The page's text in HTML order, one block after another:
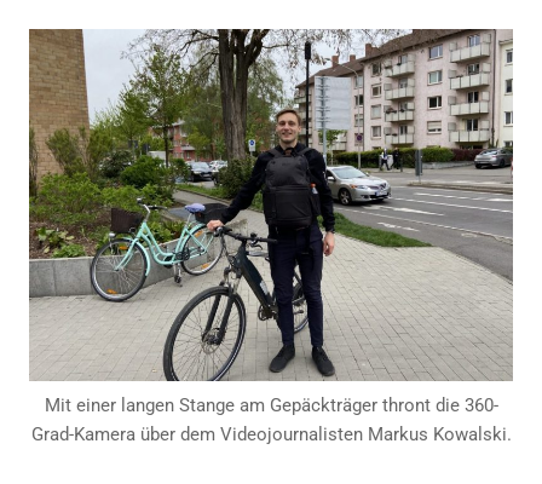
Mit einer langen Stange am Gepäckträger thront die 360-
Grad-Kamera über dem Videojournalisten Markus Kowalski.